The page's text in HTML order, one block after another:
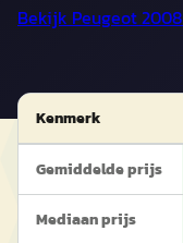
Bekijk Peugeot 2008
Kenmerk
Gemiddelde prijs
Mediaan prijs